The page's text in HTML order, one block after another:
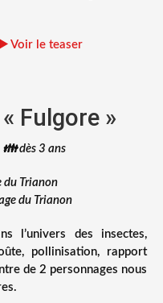
▶️ Voir le teaser
« Fulgore »
dès 3 ans
du Trianon
du Trianon
l’univers des insectes,
pollinisation, rapport
de 2 personnages nous